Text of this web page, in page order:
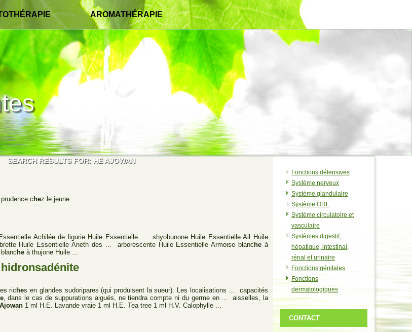
AROMATHÉRAPIE
SEARCH RESULTS FOR: HE AJOWAN
chez le jeune ...
Achilée de ligurie Huile Essentielle ... shyobunone Huile Essentielle Ail Huile
Huile Essentielle Aneth des ... arborescente Huile Essentielle Armoise blanche à
he à thujone Huile ...
ric hes en glandes sudoripares (qui produisent la sueur). Les localisations ... capacités
, dans le cas de suppurations aiguës, ne tiendra compte ni du germe en ... aisselles, la
Ajowan 1 ml H.E. Lavande vraie 1 ml H.E. Tea tree 1 ml H.V. Calophylle ...
Fonctions défensives
Système nerveux
Système glandulaire
Système ORL
Système circulatoire et
vasculaire
Systèmes digestif,
hépatique, intestinal,
rénal et urinaire
Fonctions génitales
Fonctions
dermatologiques
CONTACT